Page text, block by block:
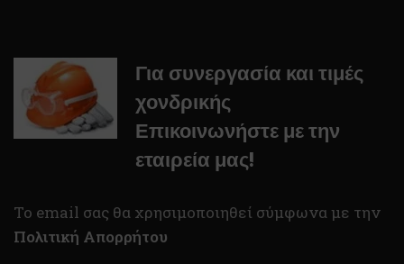
Για συνεργασία και τιμές
χονδρικής
Επικοινωνήστε με την
εταιρεία μας!
To email σας θα χρησιμοποιηθεί σύμφωνα με την
Πολιτική Απορρήτου